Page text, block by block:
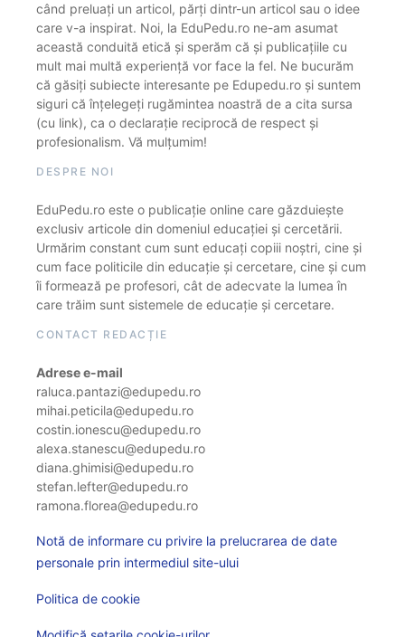
când preluați un articol, părți dintr-un articol sau o idee
care v-a inspirat. Noi, la EduPedu.ro ne-am asumat
această conduită etică și sperăm că și publicațiile cu
mult mai multă experiență vor face la fel. Ne bucurăm
că găsiți subiecte interesante pe Edupedu.ro și suntem
siguri că înțelegeți rugămintea noastră de a cita sursa
(cu link), ca o declarație reciprocă de respect și
profesionalism. Vă mulțumim!
DESPRE NOI
EduPedu.ro este o publicație online care găzduiește
exclusiv articole din domeniul educației și cercetării.
Urmărim constant cum sunt educați copiii noștri, cine și
cum face politicile din educație și cercetare, cine și cum
îi formează pe profesori, cât de adecvate la lumea în
care trăim sunt sistemele de educație și cercetare.
CONTACT REDACȚIE
Adrese e-mail
raluca.pantazi@edupedu.ro
mihai.peticila@edupedu.ro
costin.ionescu@edupedu.ro
alexa.stanescu@edupedu.ro
diana.ghimisi@edupedu.ro
stefan.lefter@edupedu.ro
ramona.florea@edupedu.ro
Notă de informare cu privire la prelucrarea de date
personale prin intermediul site-ului
Politica de cookie